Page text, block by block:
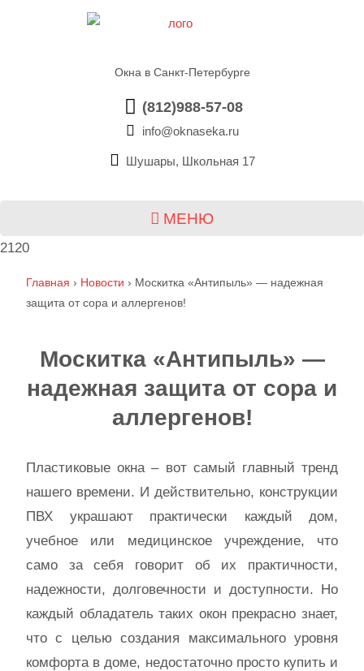
Окна в Санкт-Петербурге
(812)988-57-08
info@oknaseka.ru
Шушары, Школьная 17
МЕНЮ
2120
Главная › Новости › Москитка «Антипыль» — надежная
защита от сора и аллергенов!
Москитка «Антипыль» —
надежная защита от сора и
аллергенов!
Пластиковые окна – вот самый главный тренд
нашего времени. И действительно, конструкции
ПВХ украшают практически каждый дом,
учебное или медицинское учреждение, что
само за себя говорит об их практичности,
надежности, долговечности и доступности. Но
каждый обладатель таких окон прекрасно знает,
что с целью создания максимального уровня
комфорта в доме, недостаточно просто купить и